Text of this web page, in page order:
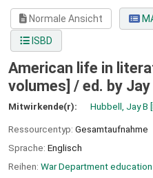
Normale Ansicht
ISBD
American life in
volumes] / ed. by Jay
Mitwirkende(r): Hubbell, Jay B
Ressourcentyp: Gesamtaufnahme
Sprache: Englisch
Reihen: War Department education